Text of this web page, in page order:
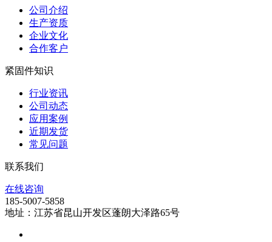
公司介绍
生产资质
企业文化
合作客户
紧固件知识
行业资讯
公司动态
应用案例
近期发货
常见问题
联系我们
在线咨询
185-5007-5858
地址：江苏省昆山开发区蓬朗大泽路65号